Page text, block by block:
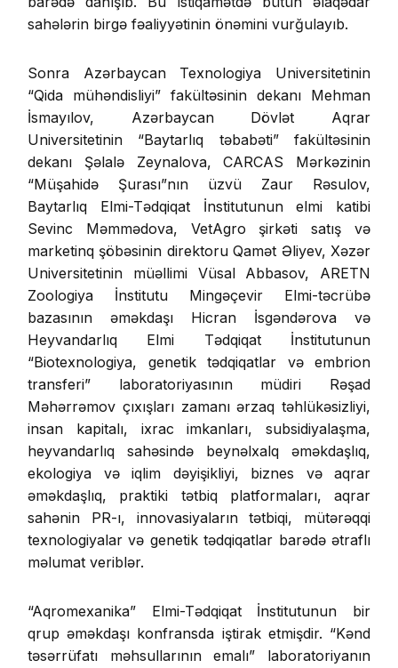
sahələrin birgə fəaliyyətinin önəmini vurğulayıb.
Sonra Azərbaycan Texnologiya Universitetinin
“Qida mühəndisliyi” fakültəsinin dekanı Mehman
İsmayılov, Azərbaycan Dövlət Aqrar
Universitetinin “Baytarlıq təbabəti” fakültəsinin
dekanı Şəlalə Zeynalova, CARCAS Mərkəzinin
“Müşahidə Şurası”nın üzvü Zaur Rəsulov,
Baytarlıq Elmi-Tədqiqat İnstitutunun elmi katibi
Sevinc Məmmədova, VetAgro şirkəti satış və
marketinq şöbəsinin direktoru Qamət Əliyev, Xəzər
Universitetinin müəllimi Vüsal Abbasov, ARETN
Zoologiya İnstitutu Mingəçevir Elmi-təcrübə
bazasının əməkdaşı Hicran İsgəndərova və
Heyvandarlıq Elmi Tədqiqat İnstitutunun
“Biotexnologiya, genetik tədqiqatlar və embrion
transferi” laboratoriyasının müdiri Rəşad
Məhərrəmov çıxışları zamanı ərzaq təhlükəsizliyi,
insan kapitalı, ixrac imkanları, subsidiyalaşma,
heyvandarlıq sahəsində beynəlxalq əməkdaşlıq,
ekologiya və iqlim dəyişikliyi, biznes və aqrar
əməkdaşlıq, praktiki tətbiq platformaları, aqrar
sahənin PR-ı, innovasiyaların tətbiqi, mütərəqqi
texnologiyalar və genetik tədqiqatlar barədə ətraflı
məlumat veriblər.
“Aqromexanika” Elmi-Tədqiqat İnstitutunun bir
qrup əməkdaşı konfransda iştirak etmişdir. “Kənd
təsərrüfatı məhsullarının emalı” laboratoriyanın